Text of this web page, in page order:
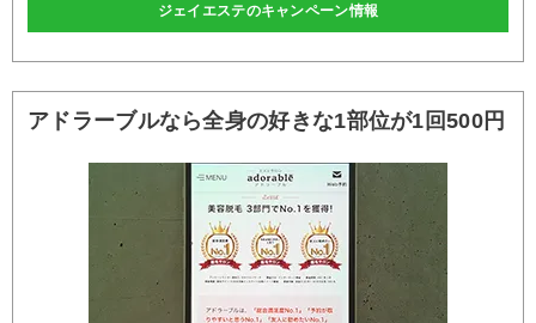
ジェイエステのキャンペーン情報
アドラーブルなら全身の好きな1部位が1回500円